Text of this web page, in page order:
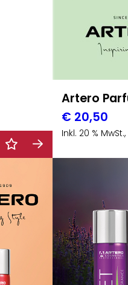
Artero
€ 20,50
Inkl. 20 %